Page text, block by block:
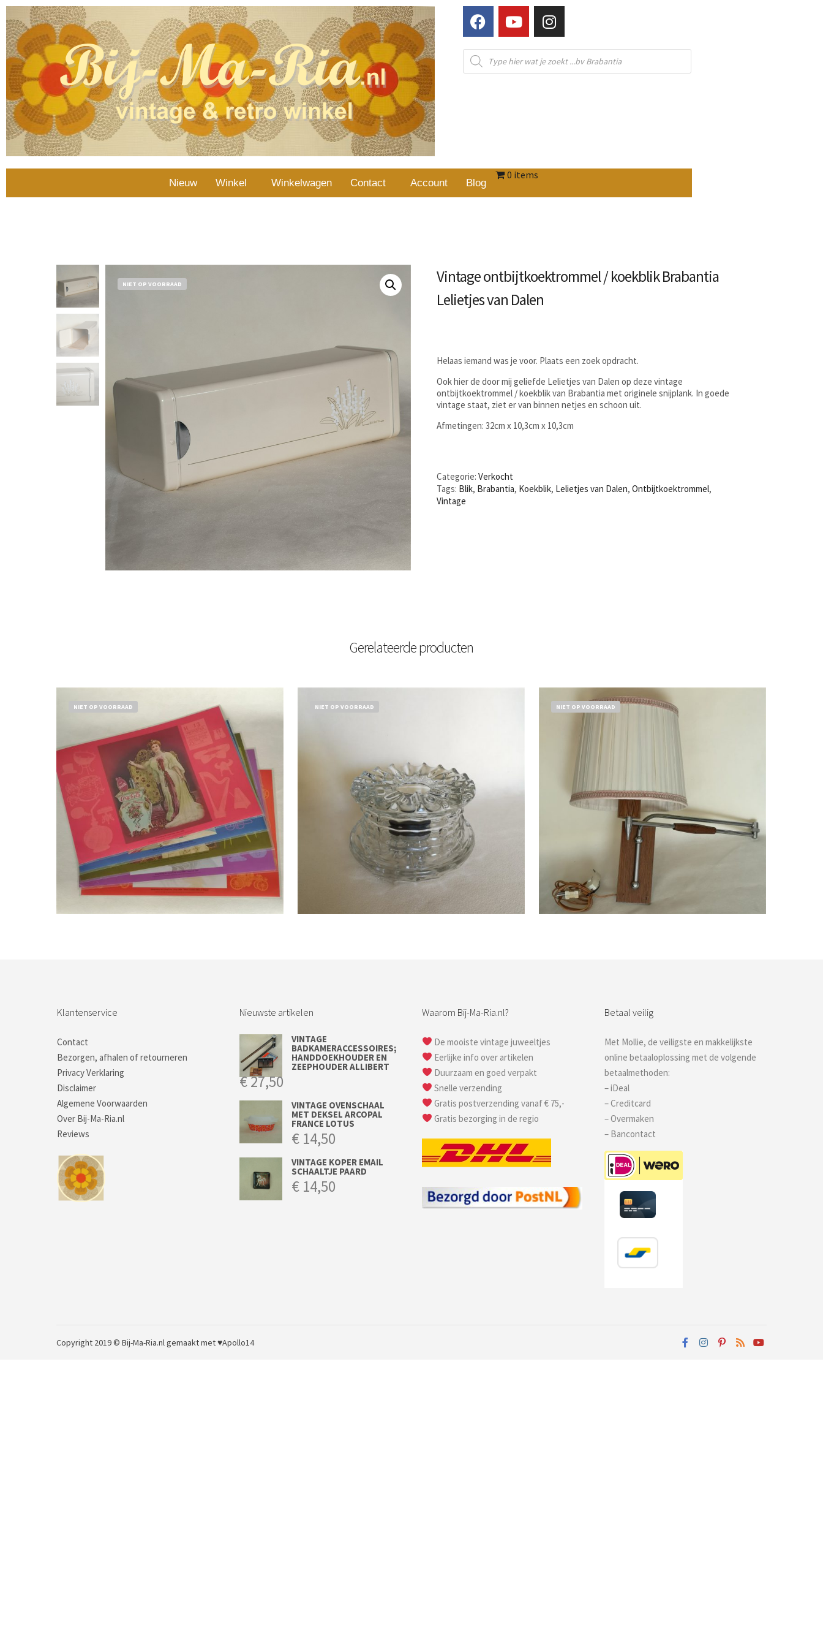
Nieuw Winkel Winkelwagen Contact Account Blog
0 items
NIET OP VOORRAAD
Vintage ontbijtkoektrommel / koekblik Brabantia
Lelietjes van Dalen
Helaas iemand was je voor. Plaats een zoek opdracht.
Ook hier de door mij geliefde Lelietjes van Dalen op deze vintage
ontbijtkoektrommel / koekblik van Brabantia met originele snijplank. In goede
vintage staat, ziet er van binnen netjes en schoon uit.
Afmetingen: 32cm x 10,3cm x 10,3cm
Categorie:Verkocht
Tags: Blik, Brabantia, Koekblik, Lelietjes van Dalen,Ontbijtkoektrommel,
Vintage
Gerelateerde producten
NIET OP VOORRAAD NIET OP VOORRAAD NIET OP VOORRAAD
Klantenservice
Contact
Bezorgen, afhalen of retourneren
Privacy Verklaring
Disclaimer
Algemene Voorwaarden
Over Bij-Ma-Ria.nl
Reviews
Nieuwste artikelen
VINTAGE
BADKAMERACCESSOIRES;
HANDDOEKHOUDER EN
ZEEPHOUDER ALLIBERT
€27,50
VINTAGE OVENSCHAAL
MET DEKSEL ARCOPAL
FRANCE LOTUS
€ 14,50
VINTAGE KOPER EMAIL
SCHAALTJE PAARD
€ 14,50
Waarom Bij-Ma-Ria.nl?
De mooiste vintage juweeltjes
Eerlijke info over artikelen
Duurzaam en goed verpakt
Snelle verzending
Gratis postverzending vanaf € 75,-
Gratis bezorging in de regio
Betaal veilig
Met Mollie, de veiligste en makkelijkste
online betaaloplossing met de volgende
betaalmethoden:
– iDeal
– Creditcard
– Overmaken
– Bancontact
Copyright 2019 © Bij-Ma-Ria.nlgemaakt met ♥Apollo14